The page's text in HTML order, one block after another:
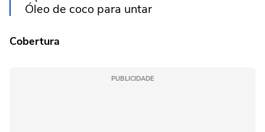
Óleo de coco para untar
Cobertura
PUBLICIDADE